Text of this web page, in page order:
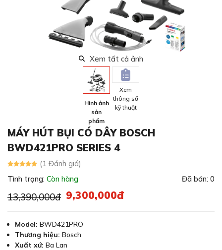
Xem tất cả ảnh
Hình ảnh
sản
phẩm
Xem
thông số
kỹ thuật
MÁY HÚT BỤI CÓ DÂY BOSCH
BWD421PRO SERIES 4
(1 Đánh giá)
Tình trạng: Còn hàng Đã bán: 0
13,390,000đ 9,300,000đ
Model: BWD421PRO
Thương hiệu: Bosch
Xuất xứ: Ba Lan